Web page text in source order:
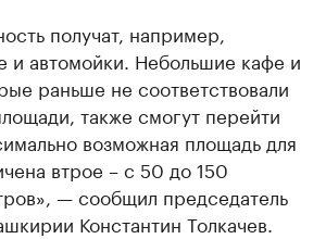
получат, например,
и автомойки. Небольшие кафе и
раньше не соответствовали
также смогут перейти
возможная площадь для
втрое – с 50 до 150
— сообщил председатель
Константин Толкачев.